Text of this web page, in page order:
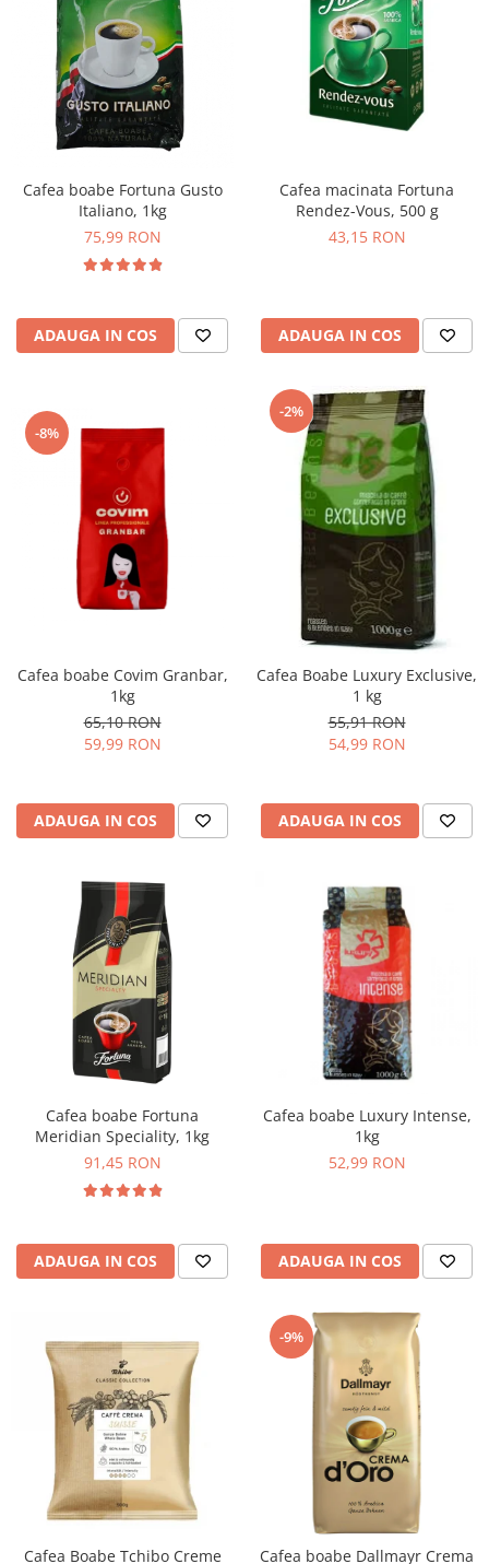
Cafea boabe Fortuna Gusto
Italiano, 1kg
75,99 RON
ADAUGA IN COS
Cafea macinata Fortuna
Rendez-Vous, 500 g
43,15 RON
ADAUGA IN COS
-8%
Cafea boabe Covim Granbar,
1kg
65,10 RON
59,99 RON
ADAUGA IN COS
-2%
Cafea Boabe Luxury Exclusive,
1 kg
55,91 RON
54,99 RON
ADAUGA IN COS
Cafea boabe Fortuna
Meridian Speciality, 1kg
91,45 RON
ADAUGA IN COS
Cafea boabe Luxury Intense,
1kg
52,99 RON
ADAUGA IN COS
Cafea Boabe Tchibo Creme
-9%
Cafea boabe Dallmayr Crema